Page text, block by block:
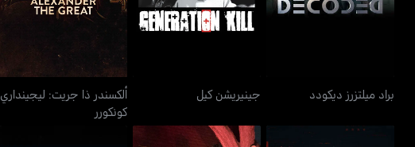
براد ميلتزرز ديكودد جينيريشن كيل
ألكسندر ذا جريت: ليجينداري
كونكورر